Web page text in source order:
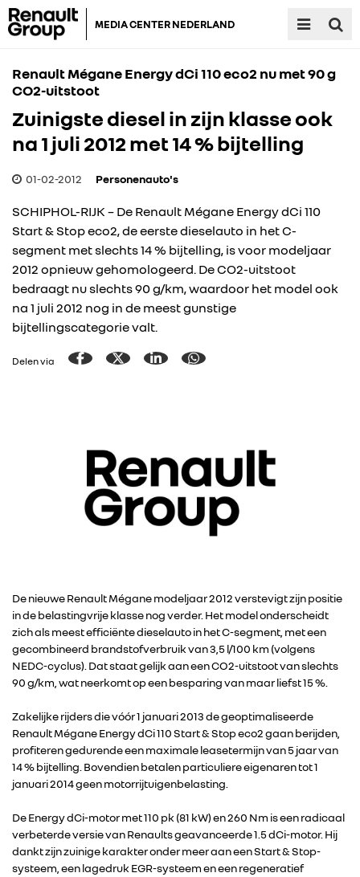
MEDIA CENTER NEDERLAND
RENAULT GROUP
Renault Mégane Energy dCi 110 eco2 nu met 90 g
CO2-uitstoot
Zuinigste diesel in zijn klasse ook
na 1 juli 2012 met 14 % bijtelling
01-02-2012 Personenauto's
SCHIPHOL-RIJK – De Renault Mégane Energy dCi 110
Start & Stop eco2, de eerste dieselauto in het C-
segment met slechts 14 % bijtelling, is voor modeljaar
2012 opnieuw gehomologeerd. De CO2-uitstoot
bedraagt nu slechts 90 g/km, waardoor het model ook
na 1 juli 2012 nog in de meest gunstige
bijtellingscategorie valt.
Delen via
De nieuwe Renault Mégane modeljaar 2012 verstevigt zijn positie
in de belastingvrije klasse nog verder. Het model onderscheidt
zich als meest efficiënte dieselauto in het C-segment, met een
gecombineerd brandstofverbruik van 3,5 l/100 km (volgens
NEDC-cyclus). Dat staat gelijk aan een CO2-uitstoot van slechts
90 g/km, wat neerkomt op een besparing van maar liefst 15 %.
Zakelijke rijders die vóór 1 januari 2013 de geoptimaliseerde
Renault Mégane Energy dCi 110 Start & Stop eco2 gaan berijden,
profiteren gedurende een maximale leasetermijn van 5 jaar van
14 % bijtelling. Bovendien betalen particuliere eigenaren tot 1
januari 2014 geen motorrijtuigenbelasting.
De Energy dCi-motor met 110 pk (81 kW) en 260 Nm is een radicaal
verbeterde versie van Renaults geavanceerde 1.5 dCi-motor. Hij
dankt zijn zuinige karakter onder meer aan een Start & Stop-
systeem, een lagedruk EGR-systeem en een regeneratief